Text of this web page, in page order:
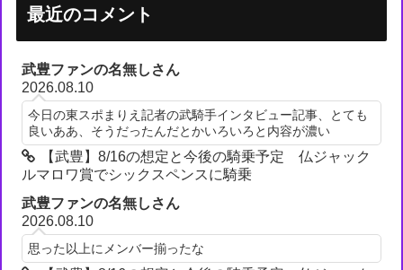
最近のコメント
武豊ファンの名無しさん
2026.08.10
今日の東スポまりえ記者の武騎手インタビュー記事、とても
良いああ、そうだったんだとかいろいろと内容が濃い
【武豊】8/16の想定と今後の騎乗予定 仏ジャック
ルマロワ賞でシックスペンスに騎乗
武豊ファンの名無しさん
2026.08.10
思った以上にメンバー揃ったな